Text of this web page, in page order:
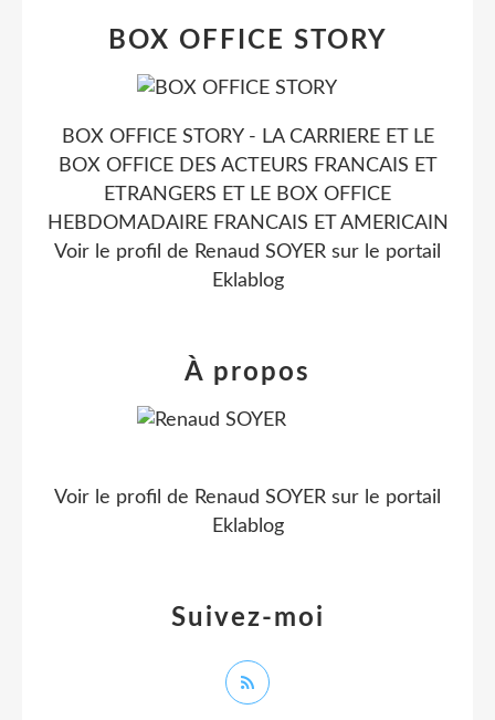
BOX OFFICE STORY
BOX OFFICE STORY - LA CARRIERE ET LE
BOX OFFICE DES ACTEURS FRANCAIS ET
ETRANGERS ET LE BOX OFFICE
HEBDOMADAIRE FRANCAIS ET AMERICAIN
Voir le profil de Renaud SOYER sur le portail
Eklablog
Suivez-moi
À propos
Voir le profil de Renaud SOYER sur le portail
Eklablog